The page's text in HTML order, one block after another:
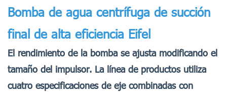
Bomba de agua centrífuga de succión
final de alta eficiencia Eifel
El rendimiento de la bomba se ajusta modificando el
tamaño del impulsor. La línea de productos utiliza
cuatro especificaciones de eje combinadas con